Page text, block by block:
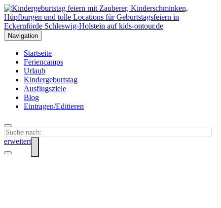
Navigation
Startseite
Feriencamps
Urlaub
Kindergeburtstag
Ausflugsziele
Blog
Eintragen/Editieren
erweitert